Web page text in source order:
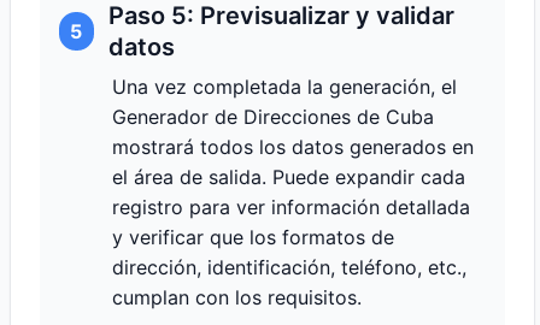
5
Paso 5: Previsualizar y validar
datos
Una vez completada la generación, el
Generador de Direcciones de Cuba
mostrará todos los datos generados en
el área de salida. Puede expandir cada
registro para ver información detallada
y verificar que los formatos de
dirección, identificación, teléfono, etc.,
cumplan con los requisitos.